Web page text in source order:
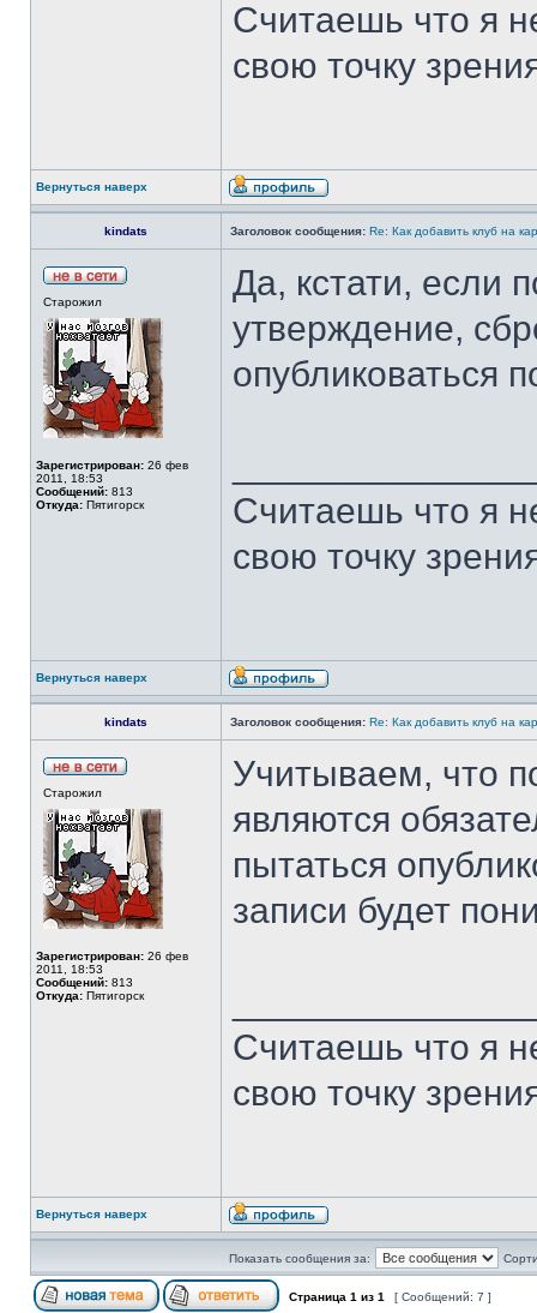
Считаешь что я
свою точку
Вернуться наверх
kindats Заголовок сообщения: Re: Как добавить клуб на
Старожил
Зарегистрирован: 26 фев
2011, 18:53
Сообщений: 813
Откуда: Пятигорск
Да, кстати, если
утверждение,
опубликоваться
Считаешь что я
свою точку
Вернуться наверх
kindats Заголовок сообщения: Re: Как добавить клуб на
Старожил
Зарегистрирован: 26 фев
2011, 18:53
Сообщений: 813
Откуда: Пятигорск
Учитываем, что
являются
пытаться
записи будет
Считаешь что я
свою точку
Вернуться наверх
Показать сообщения за:
Страница 1 из 1 [ Сообщений: 7 ]